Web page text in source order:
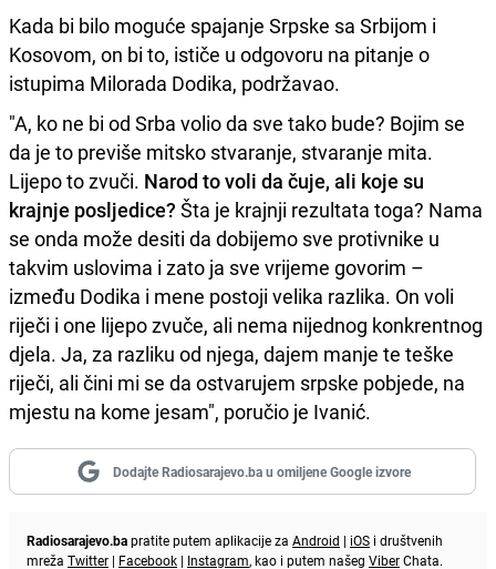
Kada bi bilo moguće spajanje Srpske sa Srbijom i
Kosovom, on bi to, ističe u odgovoru na pitanje o
istupima Milorada Dodika, podržavao.
"A, ko ne bi od Srba volio da sve tako bude? Bojim se
da je to previše mitsko stvaranje, stvaranje mita.
Lijepo to zvuči. Narod to voli da čuje, ali koje su
krajnje posljedice? Šta je krajnji rezultata toga? Nama
se onda može desiti da dobijemo sve protivnike u
takvim uslovima i zato ja sve vrijeme govorim –
između Dodika i mene postoji velika razlika. On voli
riječi i one lijepo zvuče, ali nema nijednog konkrentnog
djela. Ja, za razliku od njega, dajem manje te teške
riječi, ali čini mi se da ostvarujem srpske pobjede, na
mjestu na kome jesam", poručio je Ivanić.
Dodajte Radiosarajevo.ba u omiljene Google izvore
Radiosarajevo.bapratite putem aplikacije za Android | iOS i društvenih
mreža Twitter | Facebook | Instagram, kao i putem našeg ViberChata.